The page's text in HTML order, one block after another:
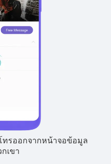
ทรออกจากหน้าจอข้อมูล
เขา